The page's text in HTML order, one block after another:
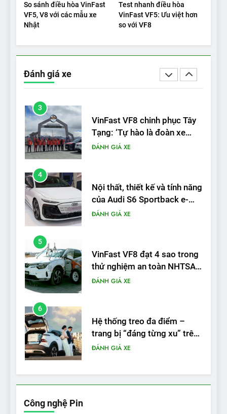
So sánh điều hòa VinFast
VF5, V8 với các mẫu xe
Nhật
Test nhanh điều hòa
VinFast VF5: Ưu việt hơn
so với VF8
Đánh giá xe
trạm sạc, nhưng vẫn bán
được nếu biết cách’
Tạng: ‘Tự hào là đoàn xe
4
Nội thất, thiết kế và tính năng
5
VinFast VF8 đạt 4 sao trong
tại Mỹ
6
Hệ thống treo đa điểm –
VinFast VF 6
7
Lái thử VF6: Khách hàng
từ xe xăng sang xe điện
8
Công nghệ Pin